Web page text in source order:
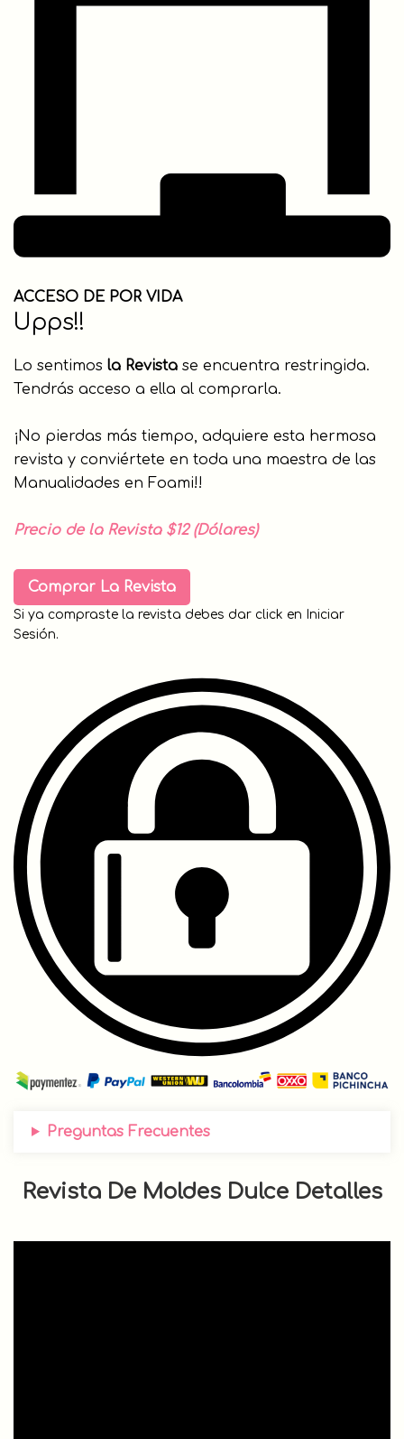
ACCESO DE POR VIDA
Upps!!
Lo sentimos la Revista se encuentra restringida.
Tendrás acceso a ella al comprarla.
¡No pierdas más tiempo, adquiere esta hermosa
revista y conviértete en toda una maestra de las
Manualidades en Foami!!
Precio de la Revista $12 (Dólares)
Comprar La Revista
Si ya compraste la revista debes dar click en Iniciar
Sesión.
Preguntas Frecuentes
Revista De Moldes Dulce Detalles